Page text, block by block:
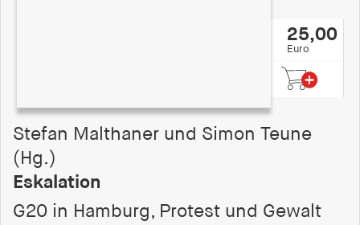
25,00
Euro
Stefan Malthaner und Simon Teune
(Hg.)
Eskalation
G20 in Hamburg, Protest und Gewalt